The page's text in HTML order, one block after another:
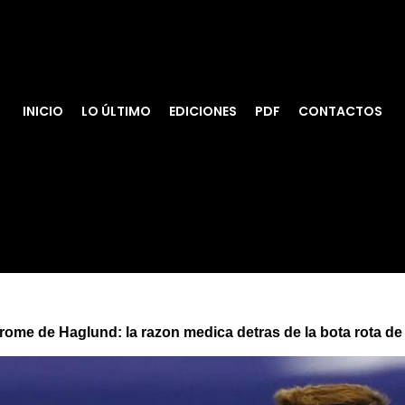
INICIO LO ÚLTIMO EDICIONES PDF CONTACTOS
de Haglund: la razon medica detras de la bota rota de